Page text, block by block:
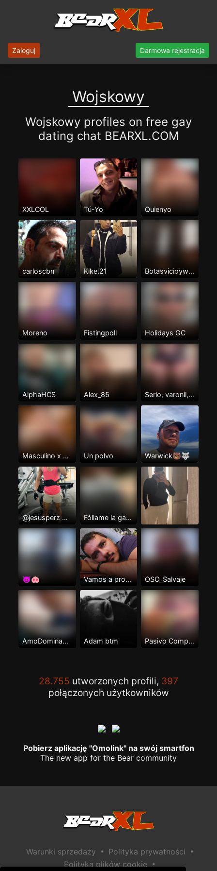
Zaloguj Darmowa rejestracja
Wojskowy
Wojskowy profiles on free gay
dating chat BEARXL.COM
XXLCOL Tú-Yo Quienyo
carloscbn Kike.21 Botasvicioywarreo
Moreno Fistingpoll Holidays GC
AlphaHCS Alex_85 Serio, varonil, cariñoso, aseado.
Masculino x 🥳💪🍆💦 Un polvo Warwick🐻🐺
@jesusperz mi telegram Fóllame la garganta
👿🐽 Vamos a probar OSO_Salvaje
AmoDominante Adam btm Pasivo Complaciente
28.755 utworzonych profili, 397
połączonych użytkowników
Pobierz aplikację "Omolink" na swój smartfon
The new app for the Bear community
Warunki sprzedaży • Polityka prywatności •
Polityka plików cookie •